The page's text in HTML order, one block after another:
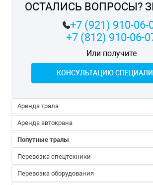
ОСТАЛИСЬ ВОПРОСЫ?
+7 (921) 910-06-
+7 (812) 910-06-
Или получите
КОНСУЛЬТАЦИЮ
Аренда трала
Аренда автокрана
Попутные тралы
Перевозка спецтехники
Перевозка спецтехники
Перевозка оборудования